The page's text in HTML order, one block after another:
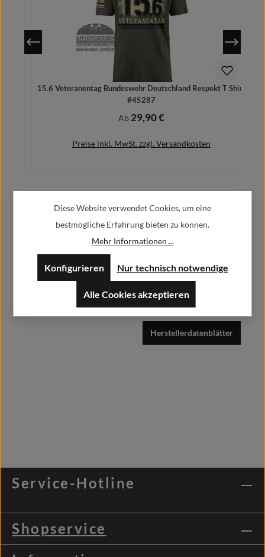
15.6 Veteranentag Bundeswehr Deutschland Respekt T Shirt
#45287
Regulärer Preis:
Ab 29,90 €
Preise inkl. MwSt. zzgl. Versandkosten
Details
Weisweilerstr.20-22
info@alfashirt.de
Herstellerdatenblätter
Service-Hotline
Shopservice
Diese Website verwendet Cookies, um eine
bestmögliche Erfahrung bieten zu können.
Mehr Informationen ...
Nur technisch notwendige
Konfigurieren
Alle Cookies akzeptieren